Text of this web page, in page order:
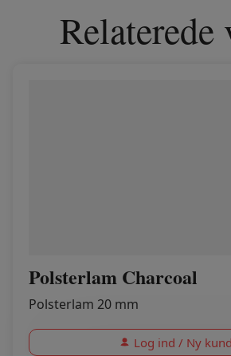
Relaterede
Polsterlam Charcoal
Polsterlam 20 mm
Log ind / Ny